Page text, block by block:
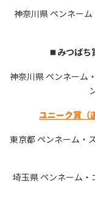
神奈川県 ペンネー
みつばち
神奈川県 ペンネーム
ユニーク賞
東京都 ペンネーム・
埼玉県 ペンネーム